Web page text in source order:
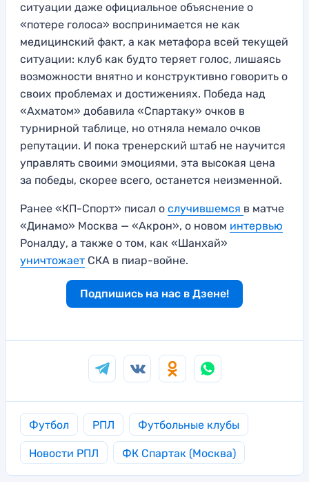
ситуации даже официальное объяснение о
«потере голоса» воспринимается не как
медицинский факт, а как метафора всей текущей
ситуации: клуб как будто теряет голос, лишаясь
возможности внятно и конструктивно говорить о
своих проблемах и достижениях. Победа над
«Ахматом» добавила «Спартаку» очков в
турнирной таблице, но отняла немало очков
репутации. И пока тренерский штаб не научится
управлять своими эмоциями, эта высокая цена
за победы, скорее всего, останется неизменной.
Ранее «КП-Спорт» писал о случившемся в матче
«Динамо» Москва — «Акрон», о новом интервью
Роналду, а также о том, как «Шанхай»
уничтожает СКА в пиар-войне.
Подпишись на нас в Дзене!
Футбол РПЛ Футбольные клубы
Новости РПЛ ФК Спартак (Москва)